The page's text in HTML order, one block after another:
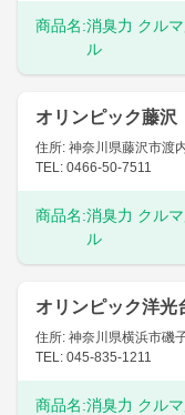
商品名:消臭力 クル
ル
オリンピック藤沢
住所: 神奈川県藤沢市渡
TEL: 0466-50-7511
商品名:消臭力 クル
ル
オリンピック洋光
住所: 神奈川県横浜市磯
TEL: 045-835-1211
商品名:消臭力 クル